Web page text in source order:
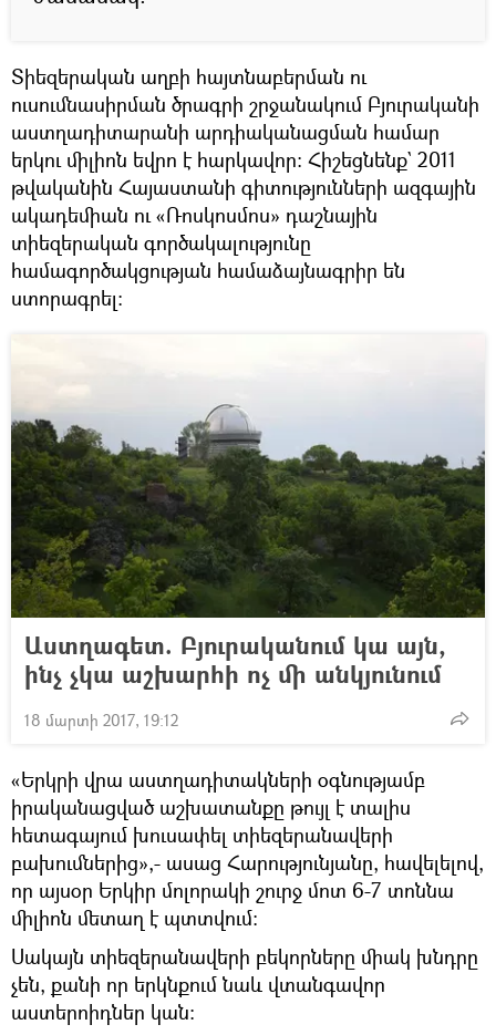
Տիեզերական աղբի հայտնաբերման ու
ուսումնասիրման ծրագրի շրջանակում Բյուրականի
աստղադիտարանի արդիականացման համար
երկու միլիոն եվրո է հարկավոր։ Հիշեցնենք` 2011
թվականին Հայաստանի գիտությունների ազգային
ակադեմիան ու «Ռոսկոսմոս» դաշնային
տիեզերական գործակալությունը
համագործակցության համաձայնագրիր են
ստորագրել։
Աստղագետ. Բյուրականում կա այն,
ինչ չկա աշխարհի ոչ մի անկյունում
18 մարտի 2017, 19:12
«Երկրի վրա աստղադիտակների օգնությամբ
իրականացված աշխատանքը թույլ է տալիս
հետագայում խուսափել տիեզերանավերի
բախումներից»,- ասաց Հարությունյանը, հավելելով,
որ այսօր Երկիր մոլորակի շուրջ մոտ 6-7 տոննա
միլիոն մետաղ է պտտվում։
Սակայն տիեզերանավերի բեկորները միակ խնդրը
չեն, քանի որ երկնքում նաև վտանգավոր
աստերոիդներ կան։